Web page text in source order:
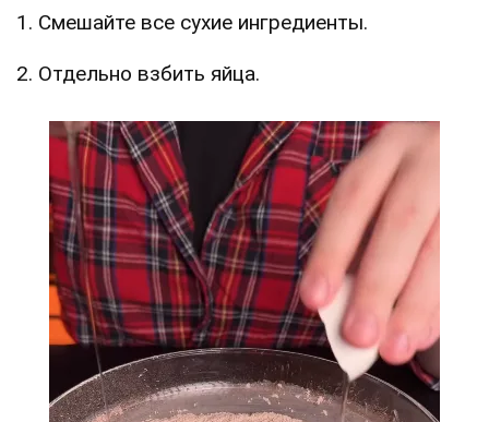
1. Смешайте все сухие ингредиенты.
2. Отдельно взбить яйца.